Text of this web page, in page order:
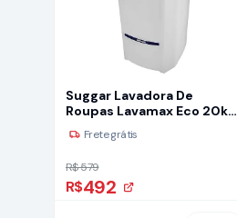
Suggar Lavadora De
Roupas Lavamax Eco 20kg
110v Branca Le2001br
Frete grátis
R$ 579
R$492